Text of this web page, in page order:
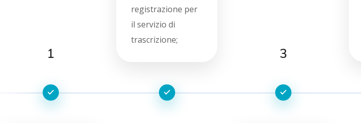
1
registrazione per
il servizio di
trascrizione;
3